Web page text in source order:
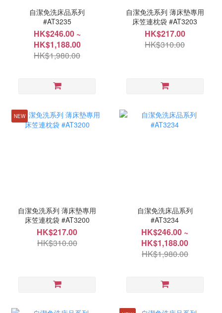
自潔免洗床品系列
#AT3235
HK$246.00 ~
HK$1,188.00
HK$1,980.00
自潔免洗系列 薄床墊專用
床笠連枕袋 #AT3203
HK$217.00
HK$310.00
NEW
自潔免洗系列 薄床墊專用
床笠連枕袋 #AT3200
HK$217.00
HK$310.00
自潔免洗床品系列
#AT3234
HK$246.00 ~
HK$1,188.00
HK$1,980.00